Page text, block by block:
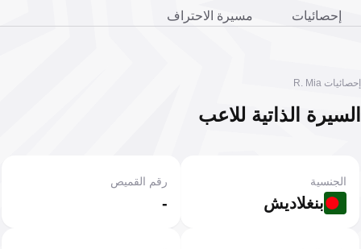
إحصائيات مسيرة الاحتراف
إحصائيات R. Mia
السيرة الذاتية للاعب
بنغلاديش
الجنسية
-
رقم القميص